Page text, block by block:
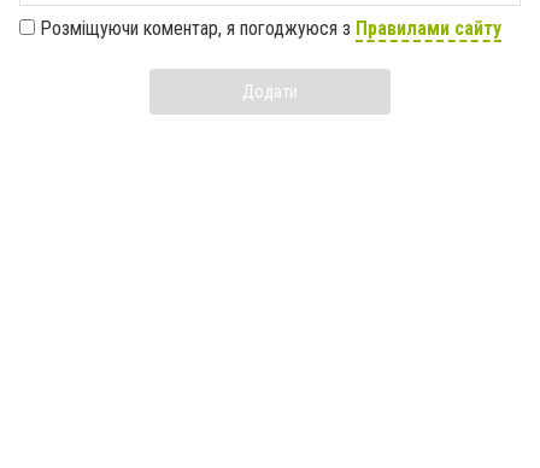
Розміщуючи коментар, я погоджуюся з Правилами сайту
Додати